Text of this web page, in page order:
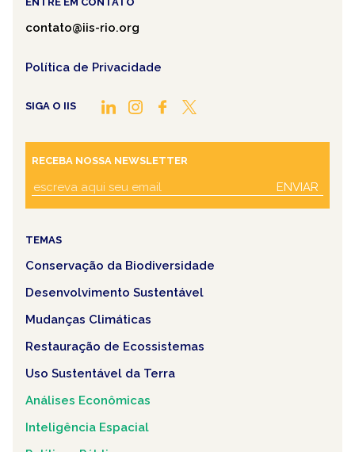
contato@iis-rio.org
Política de Privacidade
SIGA O IIS
RECEBA NOSSA NEWSLETTER
ENVIAR
TEMAS
Conservação da Biodiversidade
Desenvolvimento Sustentável
Mudanças Climáticas
Restauração de Ecossistemas
Uso Sustentável da Terra
Análises Econômicas
Inteligência Espacial